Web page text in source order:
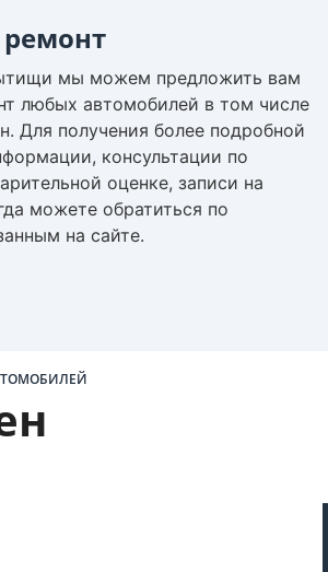
мы можем предложить вам
любых автомобилей в том числе
Для получения более подробной
консультации по
оценке, записи на
можете обратиться по
на сайте.